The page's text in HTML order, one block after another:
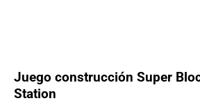
Juego construcción Super
Station